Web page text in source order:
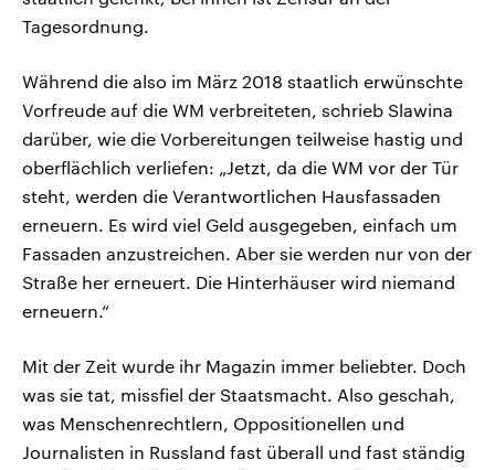
Tagesordnung.
Während die also im März 2018 staatlich erwünschte
Vorfreude auf die WM verbreiteten, schrieb Slawina
darüber, wie die Vorbereitungen teilweise hastig und
oberflächlich verliefen: „Jetzt, da die WM vor der Tür
steht, werden die Verantwortlichen Hausfassaden
erneuern. Es wird viel Geld ausgegeben, einfach um
Fassaden anzustreichen. Aber sie werden nur von der
Straße her erneuert. Die Hinterhäuser wird niemand
erneuern.“
Mit der Zeit wurde ihr Magazin immer beliebter. Doch
was sie tat, missfiel der Staatsmacht. Also geschah,
was Menschenrechtlern, Oppositionellen und
Journalisten in Russland fast überall und fast ständig